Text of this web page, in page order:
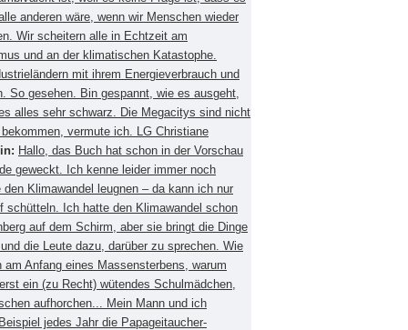
anderen wäre, wenn wir Menschen wieder
Wir scheitern alle in Echtzeit am
und an der klimatischen Katastophe.
mit ihrem Energieverbrauch und
So gesehen. Bin gespannt, wie es ausgeht,
alles sehr schwarz. Die Megacitys sind nicht
vermute ich. LG Christiane
Hallo, das Buch hat schon in der Vorschau
geweckt. Ich kenne leider immer noch
Klimawandel leugnen – da kann ich nur
schütteln. Ich hatte den Klimawandel schon
auf dem Schirm, aber sie bringt die Dinge
die Leute dazu, darüber zu sprechen. Wie
am Anfang eines Massensterbens, warum
ein (zu Recht) wütendes Schulmädchen,
aufhorchen... Mein Mann und ich
jedes Jahr die Papageitaucher-